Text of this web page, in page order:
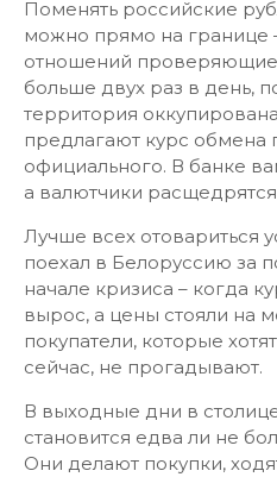
Поменять российские
можно прямо на границе
отношений
больше двух раз в день,
территория
предлагают курс обмена
официального. В банке
а валютчики
Лучше всех отовариться
поехал в Белоруссию за
начале кризиса – когда
вырос, а цены стояли на
покупатели, которые
сейчас, не прогадывают.
В выходные дни в
становится едва ли не
Они делают покупки,